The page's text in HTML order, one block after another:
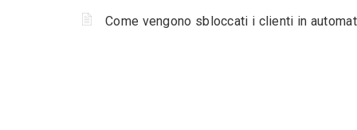
Come vengono sbloccati i clienti in